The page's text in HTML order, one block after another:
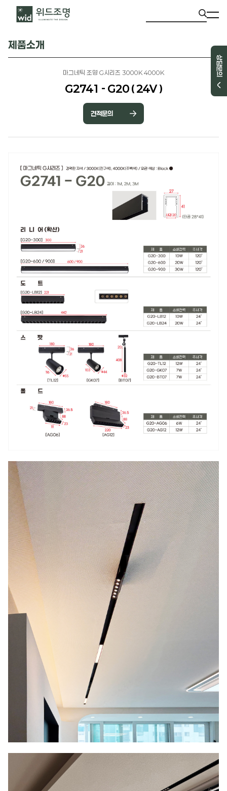
상담문의
제품소개
마그네틱 조명 G시리즈 3000K 4000K
G2741 - G20 ( 24V )
견적문의